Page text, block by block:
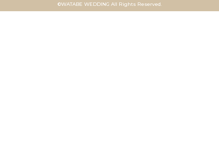
©WATABE WEDDING All Rights Reserved.